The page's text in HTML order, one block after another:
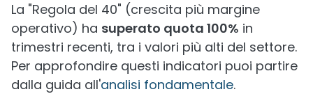
La "Regola del 40" (crescita più margine
operativo) ha superato quota 100% in
trimestri recenti, tra i valori più alti del settore.
Per approfondire questi indicatori puoi partire
dalla guida all'analisi fondamentale.